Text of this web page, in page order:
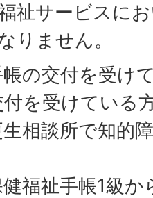
祉サービスに
りません。
の交付を受け
を受けている
相談所で知的
福祉手帳1級